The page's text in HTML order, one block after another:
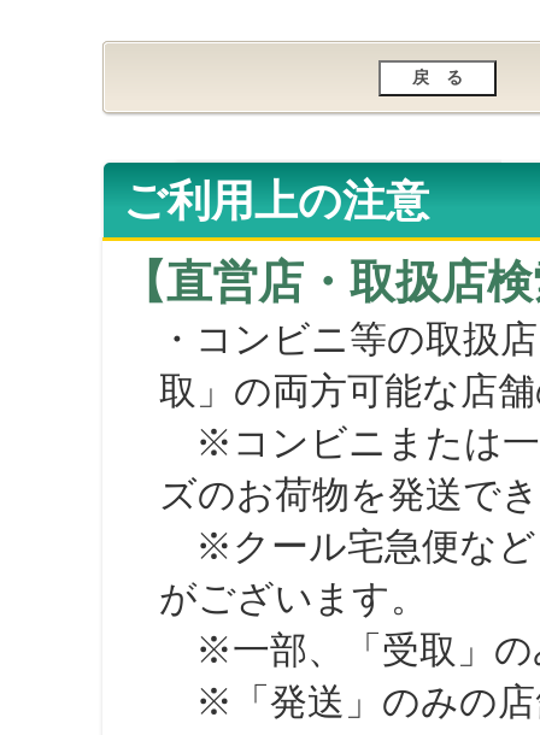
ご利用上の注意
【直営店・取扱店
・コンビニ等の取扱
取」の両方可能な店
※コンビニまたは一
ズのお荷物を発送で
※クール宅急便など
がございます。
※一部、「受取」の
※「発送」のみの店